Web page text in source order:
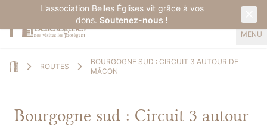
L'association Belles Églises vit grâce à vos
dons. Soutenez-nous !
MENU
ROUTES
BOURGOGNE SUD : CIRCUIT 3 AUTOUR DE
MÂCON
Bourgogne sud : Circuit 3 autour